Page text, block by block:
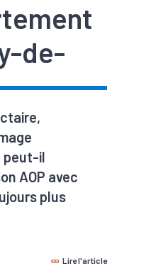
de-
-
peut-il
AOP avec
plus
Lire l'article